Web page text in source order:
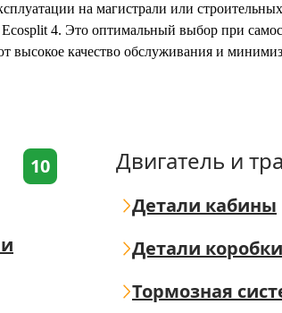
на магистрали или
4. Это оптимальный выбор при
высокое качество обслуживания и
10 Двигатель и
Детали кабины
Детали
Тормозная